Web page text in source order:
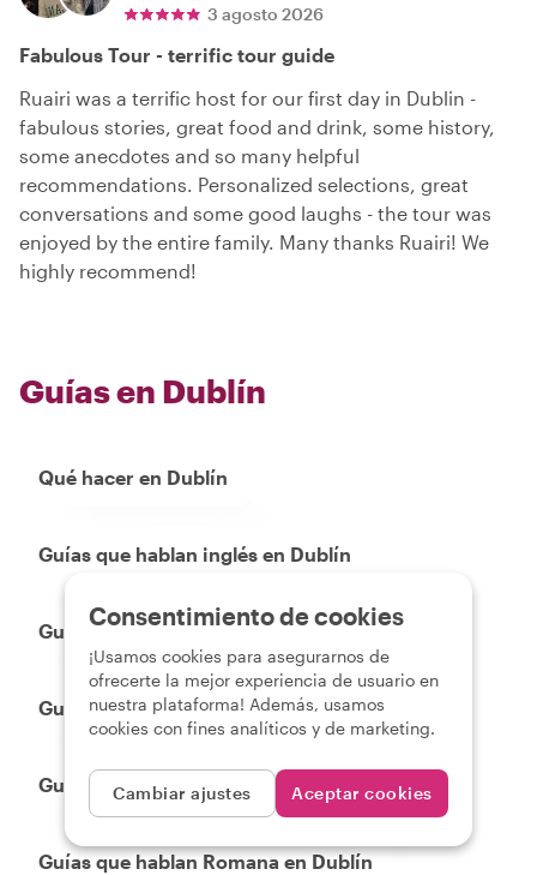
3 agosto 2026
Fabulous Tour - terrific tour guide
Ruairi was a terrific host for our first day in Dublin -
fabulous stories, great food and drink, some history,
some anecdotes and so many helpful
recommendations. Personalized selections, great
conversations and some good laughs - the tour was
enjoyed by the entire family. Many thanks Ruairi! We
highly recommend!
Guías en Dublín
Qué hacer en Dublín
Guías que hablan inglés en Dublín
Guías que hablan Francais en Dublín
Guías que hablan Portugues en Dublín
Guías que hablan Espanol en Dublín
Guías que hablan Romana en Dublín
Consentimiento de cookies
¡Usamos cookies para asegurarnos de
ofrecerte la mejor experiencia de usuario en
nuestra plataforma! Además, usamos
cookies con fines analíticos y de marketing.
Cambiar ajustes Aceptar cookies